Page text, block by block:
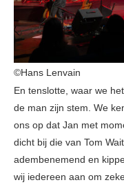
©Hans Lenvain
En tenslotte, waar we
de man zijn stem. We
ons op dat Jan met
dicht bij die van Tom
adembenemend en
wij iedereen aan om